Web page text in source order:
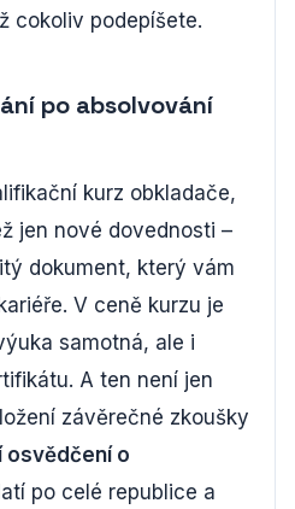
cokoliv podepíšete.
po absolvování
kurz obkladače,
jen nové dovednosti –
dokument, který vám
V ceně kurzu je
samotná, ale i
A ten není jen
závěrečné zkoušky
osvědčení o
po celé republice a